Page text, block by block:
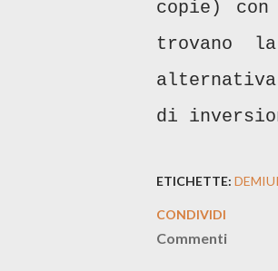
copie)
trovano
di
ETICHETTE:
CONDIVIDI
Commenti